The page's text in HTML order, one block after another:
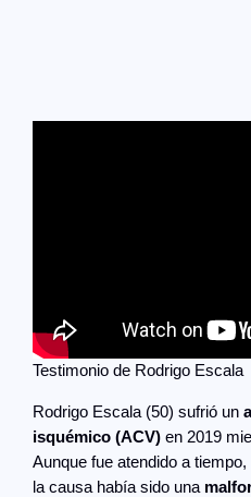
Testimonio de Rodrigo Escala
Rodrigo Escala (50) sufrió un
isquémico (ACV) en 2019
Aunque fue atendido a
la causa había sido una